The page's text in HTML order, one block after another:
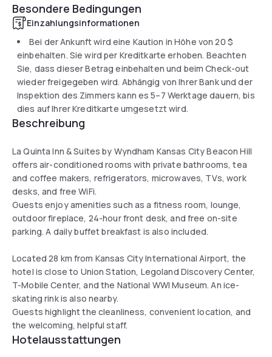
Besondere Bedingungen
Einzahlungsinformationen
Bei der Ankunft wird eine Kaution in Höhe von20 $
einbehalten. Sie wird per Kreditkarte erhoben. Beachten
Sie, dass dieser Betrag einbehalten und beim Check-out
wieder freigegeben wird. Abhängig von Ihrer Bank und der
Inspektion des Zimmers kann es 5–7 Werktage dauern, bis
dies auf Ihrer Kreditkarte umgesetzt wird.
Beschreibung
La Quinta Inn & Suites by Wyndham Kansas City Beacon Hill
offers air-conditioned rooms with private bathrooms, tea
and coffee makers, refrigerators, microwaves, TVs, work
desks, and free WiFi.
Guests enjoy amenities such as a fitness room, lounge,
outdoor fireplace, 24-hour front desk, and free on-site
parking. A daily buffet breakfast is also included.
Located 28 km from Kansas City International Airport, the
hotel is close to Union Station, Legoland Discovery Center,
T-Mobile Center, and the National WWI Museum. An ice-
skating rink is also nearby.
Guests highlight the cleanliness, convenient location, and
the welcoming, helpful staff.
Hotelausstattungen